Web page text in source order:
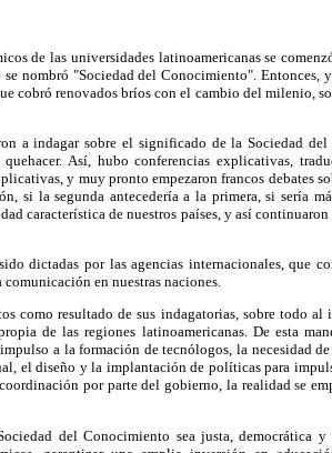
de las universidades latinoamericanas se
nombró "Sociedad del Conocimiento". Entonces,
cobró renovados bríos con el cambio del milenio,
a indagar sobre el significado de la Sociedad
Así, hubo conferencias explicativas,
y muy pronto empezaron francos debates
si la segunda antecedería a la primera, si sería
característica de nuestros países, y así
dictadas por las agencias internacionales, que
en nuestras naciones.
como resultado de sus indagatorias, sobre todo
de las regiones latinoamericanas. De esta
a la formación de tecnólogos, la necesidad
el diseño y la implantación de políticas para
por parte del gobierno, la realidad se
del Conocimiento sea justa, democrática